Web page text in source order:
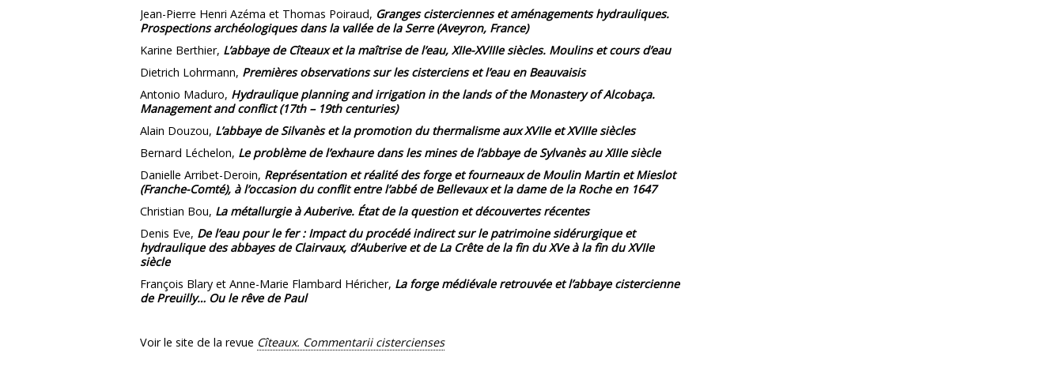
Jean-Pierre Henri Azéma et Thomas Poiraud, Granges cisterciennes et aménagements hydrauliques.
Prospections archéologiques dans la vallée de la Serre (Aveyron, France)
Karine Berthier, L’abbaye de Cîteaux et la maîtrise de l’eau, XIIe-XVIIIe siècles. Moulins et cours d’eau
Dietrich Lohrmann, Premières observations sur les cisterciens et l’eau en Beauvaisis
Antonio Maduro, Hydraulique planning and irrigation in the lands of the Monastery of Alcobaça.
Management and conflict (17th – 19th centuries)
Alain Douzou, L’abbaye de Silvanès et la promotion du thermalisme aux XVIIe et XVIIIe siècles
Bernard Léchelon, Le problème de l’exhaure dans les mines de l’abbaye de Sylvanès au XIIIe siècle
Danielle Arribet-Deroin, Représentation et réalité des forge et fourneaux de Moulin Martin et Mieslot
(Franche-Comté), à l’occasion du conflit entre l’abbé de Bellevaux et la dame de la Roche en 1647
Christian Bou, La métallurgie à Auberive. État de la question et découvertes récentes
Denis Eve, De l’eau pour le fer : Impact du procédé indirect sur le patrimoine sidérurgique et
hydraulique des abbayes de Clairvaux, d’Auberive et de La Crête de la fin du XVe à la fin du XVIIe
siècle
François Blary et Anne-Marie Flambard Héricher, La forge médiévale retrouvée et l’abbaye cistercienne
de Preuilly… Ou le rêve de Paul
Voir le site de la revue Cîteaux. Commentarii cistercienses